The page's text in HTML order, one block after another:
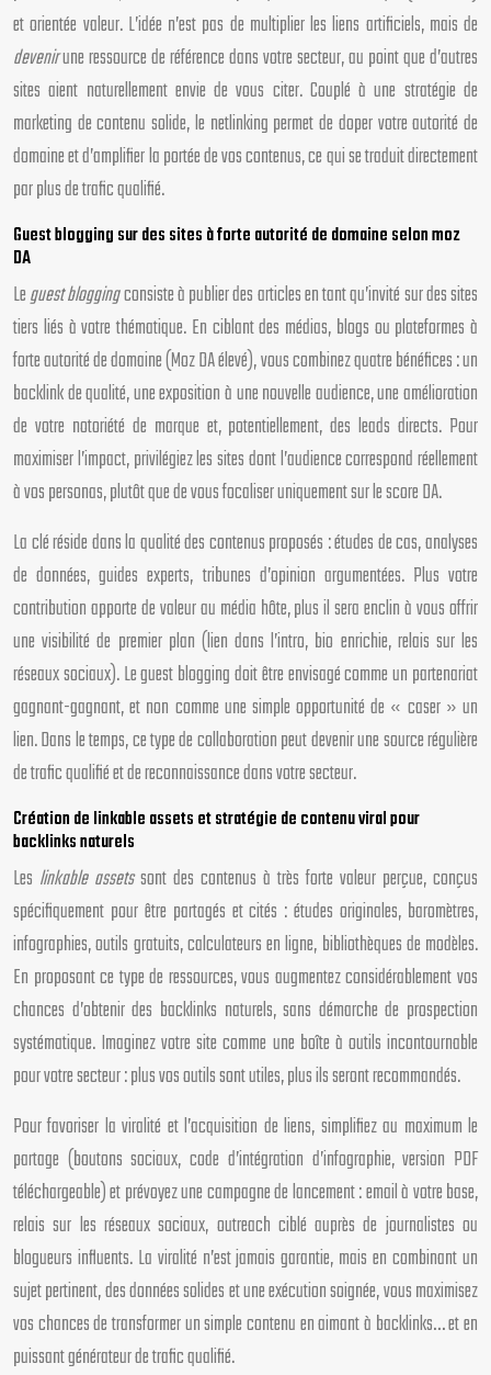
et orientée valeur. L’idée n’est pas de multiplier les liens artificiels, mais de
devenirune ressource de référence dans votre secteur, au point que d’autres
sites aient naturellement envie de vous citer. Couplé à une stratégie de
marketing de contenu solide, le netlinking permet de doper votre autorité de
domaine et d’amplifier la portée de vos contenus, ce qui se traduit directement
par plus de trafic qualifié.
Guest blogging sur des sites à forte autorité de domaine selon moz
DA
Leguest bloggingconsiste à publier des articles en tant qu’invité sur des sites
tiers liés à votre thématique. En ciblant des médias, blogs ou plateformes à
forte autorité de domaine (Moz DA élevé), vous combinez quatre bénéfices : un
backlink de qualité, une exposition à une nouvelle audience, une amélioration
de votre notoriété de marque et, potentiellement, des leads directs. Pour
maximiser l’impact, privilégiez les sites dont l’audience correspond réellement
à vos personas, plutôt que de vous focaliser uniquement sur le score DA.
La clé réside dans la qualité des contenus proposés : études de cas, analyses
de données, guides experts, tribunes d’opinion argumentées. Plus votre
contribution apporte de valeur au média hôte, plus il sera enclin à vous offrir
une visibilité de premier plan (lien dans l’intro, bio enrichie, relais sur les
réseaux sociaux). Le guest blogging doit être envisagé comme un partenariat
gagnant-gagnant, et non comme une simple opportunité de « caser » un
lien. Dans le temps, ce type de collaboration peut devenir une source régulière
de trafic qualifié et de reconnaissance dans votre secteur.
Création de linkable assets et stratégie de contenu viral pour
backlinks naturels
Les linkable assetssont des contenus à très forte valeur perçue, conçus
spécifiquement pour être partagés et cités : études originales, baromètres,
infographies, outils gratuits, calculateurs en ligne, bibliothèques de modèles.
En proposant ce type de ressources, vous augmentez considérablement vos
chances d’obtenir des backlinks naturels, sans démarche de prospection
systématique. Imaginez votre site comme une boîte à outils incontournable
pour votre secteur : plus vos outils sont utiles, plus ils seront recommandés.
Pour favoriser la viralité et l’acquisition de liens, simplifiez au maximum le
partage (boutons sociaux, code d’intégration d’infographie, version PDF
téléchargeable) et prévoyez une campagne de lancement : email à votre base,
relais sur les réseaux sociaux, outreach ciblé auprès de journalistes ou
blogueurs influents. La viralité n’est jamais garantie, mais en combinant un
sujet pertinent, des données solides et une exécution soignée, vous maximisez
vos chances de transformer un simple contenu en aimant à backlinks… et en
puissant générateur de trafic qualifié.